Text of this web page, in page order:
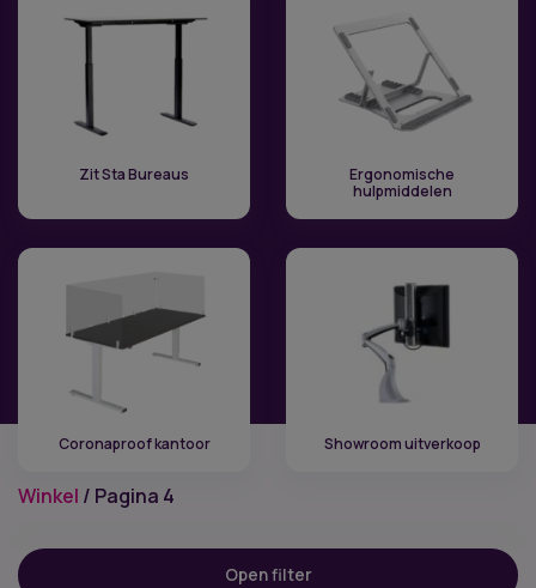
Zit Sta Bureaus
Ergonomische
hulpmiddelen
Coronaproof kantoor Showroom uitverkoop
Winkel / Pagina 4
Open filter